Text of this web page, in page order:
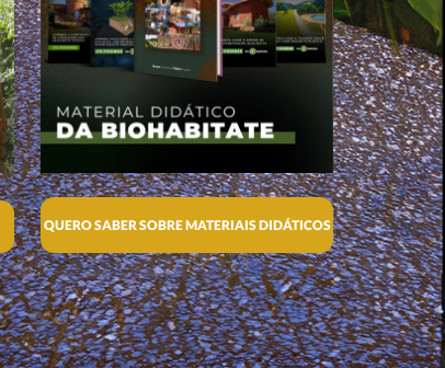
QUERO SABER SOBRE MATERIAIS DIDÁTICOS